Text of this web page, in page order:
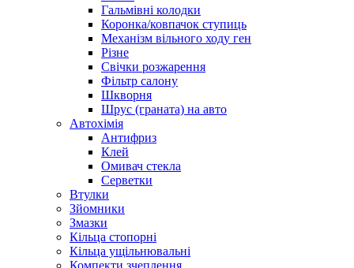
Гальмівні колодки
Коронка/ковпачок ступиць
Механізм вільного ходу ген
Різне
Свічки розжарення
Фільтр салону
Шкворня
Шрус (граната) на авто
Автохімія
Антифриз
Клей
Омивач стекла
Серветки
Втулки
Зйомники
Змазки
Кільца стопорні
Кільца ущільнювальні
Компекти зчеплення